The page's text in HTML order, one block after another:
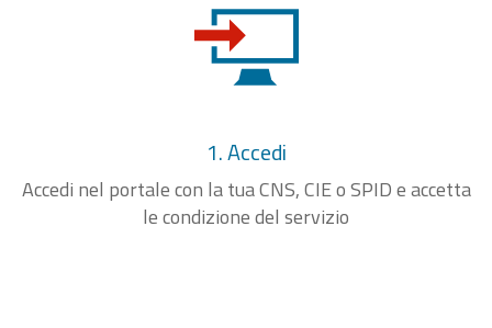
1. Accedi
Accedi nel portale con la tua CNS, CIE o SPID e accetta
le condizione del servizio